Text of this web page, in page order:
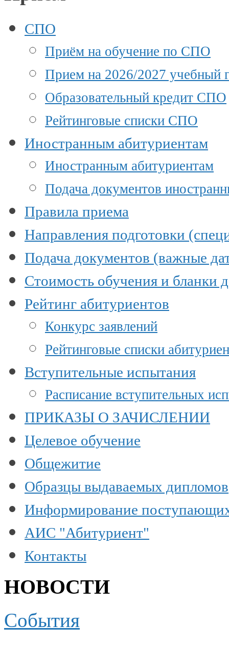
СПО
Приём на обучение по СПО
Прием на 2026/2027 учебный
Образовательный кредит СПО
Рейтинговые списки СПО
Иностранным абитуриентам
Иностранным абитуриентам
Подача документов
Правила приема
Направления подготовки
Подача документов (важные
Стоимость обучения и бланки
Рейтинг абитуриентов
Конкурс заявлений
Рейтинговые списки
Вступительные испытания
Расписание вступительных
ПРИКАЗЫ О ЗАЧИСЛЕНИИ
Целевое обучение
Общежитие
Образцы выдаваемых дипломов
Информирование
АИС "Абитуриент"
Контакты
НОВОСТИ
События